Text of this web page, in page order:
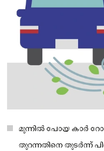
മുന്നില്‍ പോയ കാര്‍
തുറന്നതിനെ തുടര്‍ന്ന്